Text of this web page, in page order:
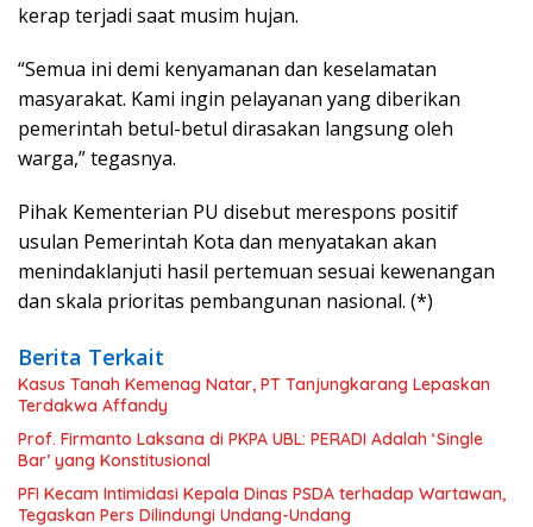
kerap terjadi saat musim hujan.
“Semua ini demi kenyamanan dan keselamatan
masyarakat. Kami ingin pelayanan yang diberikan
pemerintah betul-betul dirasakan langsung oleh
warga,” tegasnya.
Pihak Kementerian PU disebut merespons positif
usulan Pemerintah Kota dan menyatakan akan
menindaklanjuti hasil pertemuan sesuai kewenangan
dan skala prioritas pembangunan nasional. (*)
Berita Terkait
Kasus Tanah Kemenag Natar, PT Tanjungkarang Lepaskan
Terdakwa Affandy
Prof. Firmanto Laksana di PKPA UBL: PERADI Adalah ‘Single
Bar’ yang Konstitusional
PFI Kecam Intimidasi Kepala Dinas PSDA terhadap Wartawan,
Tegaskan Pers Dilindungi Undang-Undang